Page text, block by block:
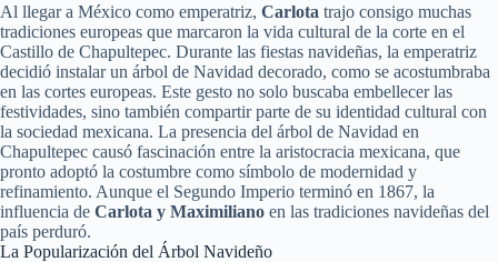
Al llegar a México como emperatriz, Carlota trajo consigo muchas
tradiciones europeas que marcaron la vida cultural de la corte en el
Castillo de Chapultepec. Durante las fiestas navideñas, la emperatriz
decidió instalar un árbol de Navidad decorado, como se acostumbraba
en las cortes europeas. Este gesto no solo buscaba embellecer las
festividades, sino también compartir parte de su identidad cultural con
la sociedad mexicana. La presencia del árbol de Navidad en
Chapultepec causó fascinación entre la aristocracia mexicana, que
pronto adoptó la costumbre como símbolo de modernidad y
refinamiento. Aunque el Segundo Imperio terminó en 1867, la
influencia de Carlota y Maximiliano en las tradiciones navideñas del
país perduró.
La Popularización del Árbol Navideño